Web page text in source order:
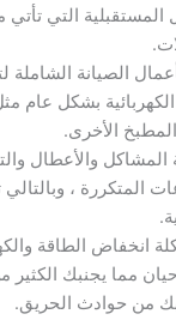
المستقبلية التي
الصيانة
الكهربائية بشكل عام
الأخرى.
المشاكل والأعطال
المتكررة ،
انخفاض الطاقة
مما يجنبك الكثير
من حوادث الحريق.